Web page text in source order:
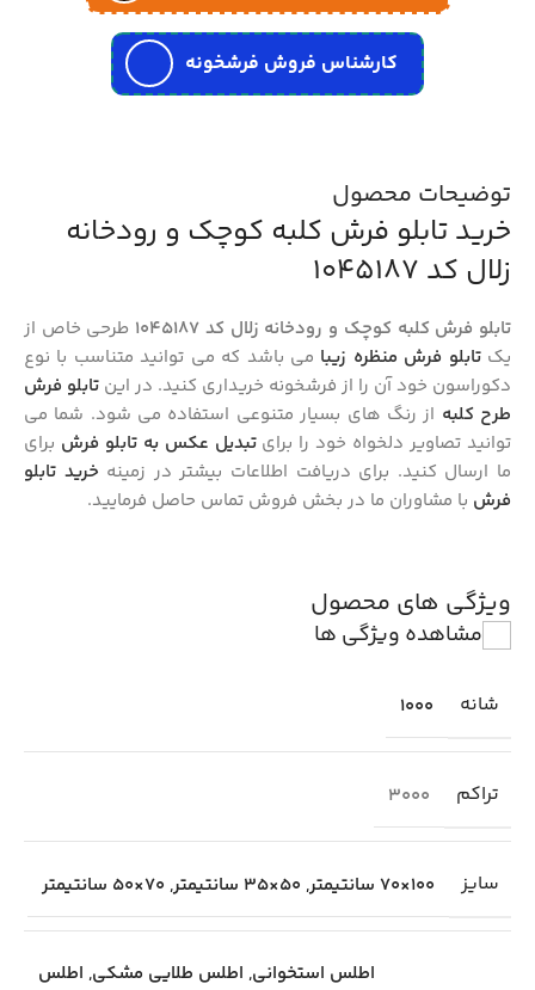
کارشناس فروش فرشخونه
توضیحات محصول
خرید تابلو فرش کلبه کوچک و رودخانه
زلال کد 1045187
تابلو فرش کلبه کوچک و رودخانه زلال کد 1045187
طرحی خاص از
یکتابلو فرش منظره زیبا می باشد که می توانید متناسب با نوع
دکوراسون خود آن را از فرشخونه خریداری کنید. در این تابلو فرش
طرح کلبه از رنگ های بسیار متنوعی استفاده می شود. شما می
توانید تصاویر دلخواه خود را برایتبدیل عکس به تابلو فرش برای
ما ارسال کنید. برای دریافت اطلاعات بیشتر در زمینه خرید تابلو
فرش با مشاوران ما در بخش فروش تماس حاصل فرمایید.
ویژگی های محصول
مشاهده ویژگی ها
شانه 1000
تراکم 3000
سایز 100×70 سانتیمتر , 50×35 سانتیمتر , 70×50 سانتیمتر
اطلس استخوانی, اطلس طلایی مشکی, اطلس